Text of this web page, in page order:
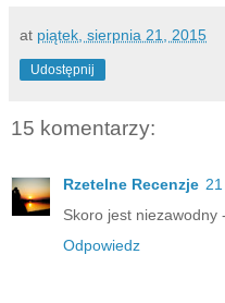
at piątek, sierpnia 21, 2015
Udostępnij
15 komentarzy:
Rzetelne Recenzje
Skoro jest niezawodny
Odpowiedz